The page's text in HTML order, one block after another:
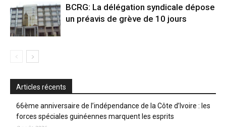
BCRG: La délégation syndicale dépose
un préavis de grève de 10 jours
Articles récents
66ème anniversaire de l’indépendance de la Côte d’Ivoire : les
forces spéciales guinéennes marquent les esprits